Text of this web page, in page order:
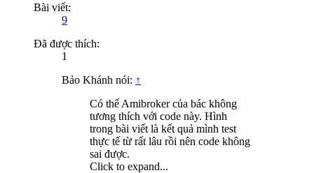
Bài viết:
9
Đã được thích:
1
Bảo Khánh nói: ↑
Có thể Amibroker của bác không
tương thích với code này. Hình
trong bài viết là kết quả mình test
thực tế từ rất lâu rồi nên code không
sai được.
Click to expand...